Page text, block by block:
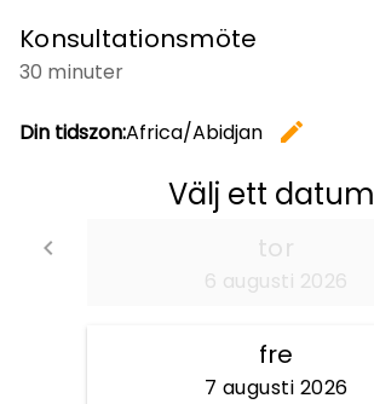
Konsultationsmöte
30 minuter
Din tidszon:Africa/Abidjan
edit
Välj ett datum
keyboard_arrow_left
Gå tillbaka
tor
6 augusti 2026
fre
7 augusti 2026